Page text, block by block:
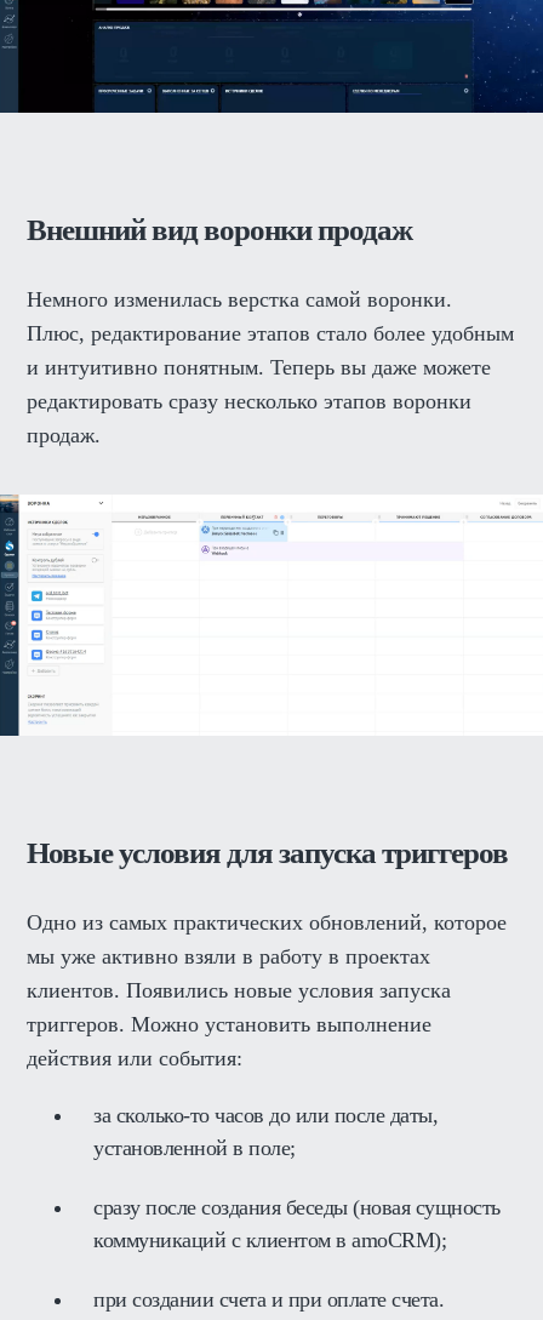
Внешний вид воронки продаж
Немного изменилась верстка самой воронки.
Плюс, редактирование этапов стало более удобным
и интуитивно понятным. Теперь вы даже можете
редактировать сразу несколько этапов воронки
продаж.
Новые условия для запуска триггеров
Одно из самых практических обновлений, которое
мы уже активно взяли в работу в проектах
клиентов. Появились новые условия запуска
триггеров. Можно установить выполнение
действия или события:
за сколько-то часов до или после даты,
установленной в поле;
сразу после создания беседы (новая сущность
коммуникаций с клиентом в amoCRM);
при создании счета и при оплате счета.